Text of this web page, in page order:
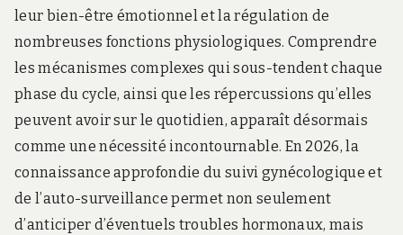
leur bien-être émotionnel et la régulation de
nombreuses fonctions physiologiques. Comprendre
les mécanismes complexes qui sous-tendent chaque
phase du cycle, ainsi que les répercussions qu’elles
peuvent avoir sur le quotidien, apparaît désormais
comme une nécessité incontournable. En 2026, la
connaissance approfondie du suivi gynécologique et
de l’auto-surveillance permet non seulement
d’anticiper d’éventuels troubles hormonaux, mais